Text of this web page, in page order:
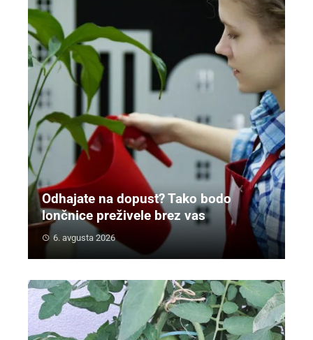
Odhajate na dopust? Tako bodo
lončnice preživele brez vas
6. avgusta 2026